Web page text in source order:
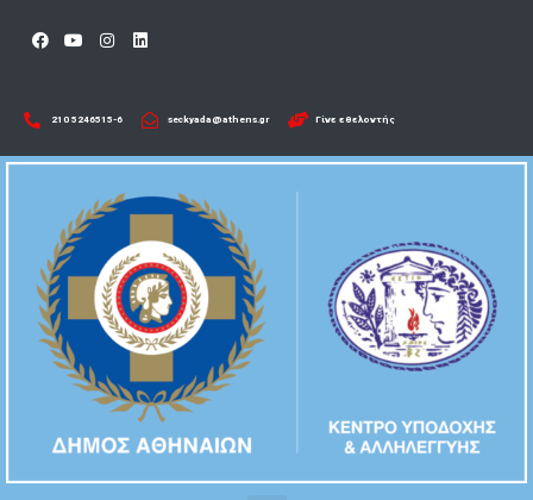
210 5246515-6​ seckyada@athens.gr Γίνε εθελοντής